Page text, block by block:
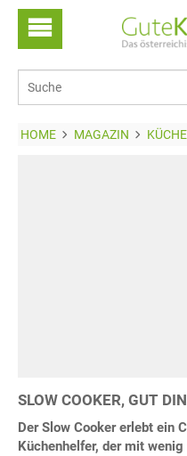
HOME MAGAZIN
SLOW COOKER, GUT
Der Slow Cooker erlebt ein
Küchenhelfer, der mit